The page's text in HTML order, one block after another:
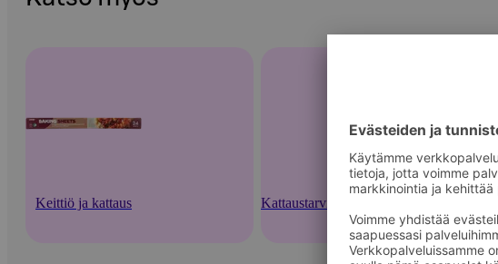
Keittiö ja kattaus Kattaustarvikkeet ja kertakäyttökattaus